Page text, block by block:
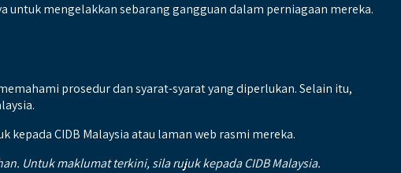
mengelakkan sebarang gangguan dalam perniagaan mereka.
prosedur dan syarat-syarat yang diperlukan. Selain itu,
kepada CIDB Malaysia atau laman web rasmi mereka.
Untuk maklumat terkini, sila rujuk kepada CIDB Malaysia.